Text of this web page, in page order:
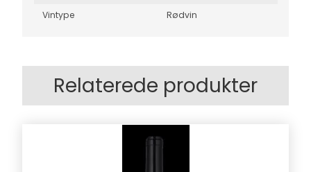
Vintype
Rødvin
Relaterede produkter